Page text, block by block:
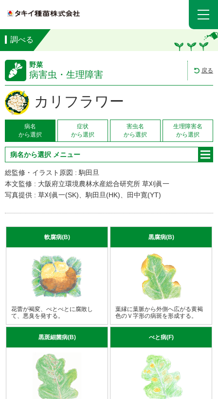
調べる
野菜
病害虫・生理障害 戻る
カリフラワー
病名
から選択
症状
から選択
害虫名
から選択
生理障害名
から選択
病名から選択 メニュー
総監修・イラスト原図 : 駒田旦
本文監修 : 大阪府立環境農林水産総合研究所 草刈眞一
写真提供 : 草刈眞一(SK)、駒田旦(HK)、田中寛(YT)
軟腐病(B)
花蕾が褐変、べとべとに腐敗し
て、悪臭を発する。
黒腐病(B)
葉縁に葉脈から外側へ広がる黄褐
色のＶ字形の病斑を形成する。
黒斑細菌病(B) べと病(F)